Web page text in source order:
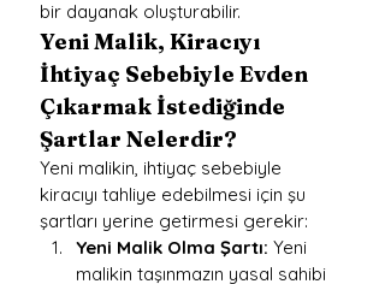
bir dayanak oluşturabilir.
Yeni Malik, Kiracıyı
İhtiyaç Sebebiyle Evden
Çıkarmak İstediğinde
Şartlar Nelerdir?
Yeni malikin, ihtiyaç sebebiyle
kiracıyı tahliye edebilmesi için şu
şartları yerine getirmesi gerekir:
Yeni Malik Olma Şartı: Yeni
malikin taşınmazın yasal sahibi